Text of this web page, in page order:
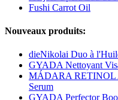
Fushi Carrot Oil
Nouveaux produits:
dieNikolai Duo à
GYADA Nettoyant
MÁDARA RETINOL
Serum
GYADA Perfector